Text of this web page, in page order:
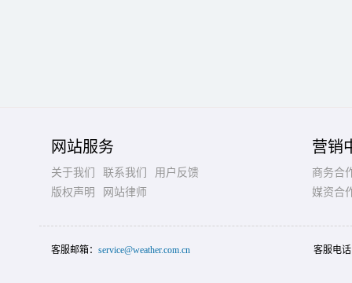
网站服务
关于我们 联系我们
用户反馈
版权声明
网站律师
营销
商务合
媒资合
客服邮箱： service@weather.com.cn 客服电